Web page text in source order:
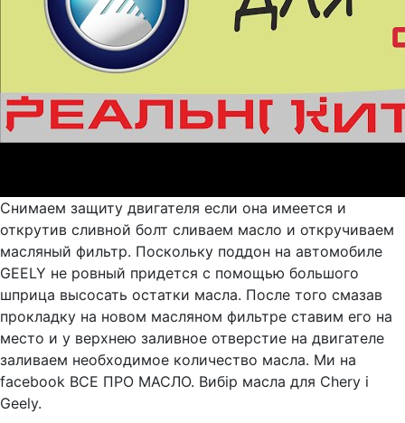
Снимаем защиту двигателя если она имеется и
открутив сливной болт сливаем масло и откручиваем
масляный фильтр. Поскольку поддон на автомобиле
GEELY не ровный придется с помощью большого
шприца высосать остатки масла. После того смазав
прокладку на новом масляном фильтре ставим его на
место и у верхнею заливное отверстие на двигателе
заливаем необходимое количество масла. Ми на
facebook ВСЕ ПРО МАСЛО. Вибір масла для Chery i
Geely.